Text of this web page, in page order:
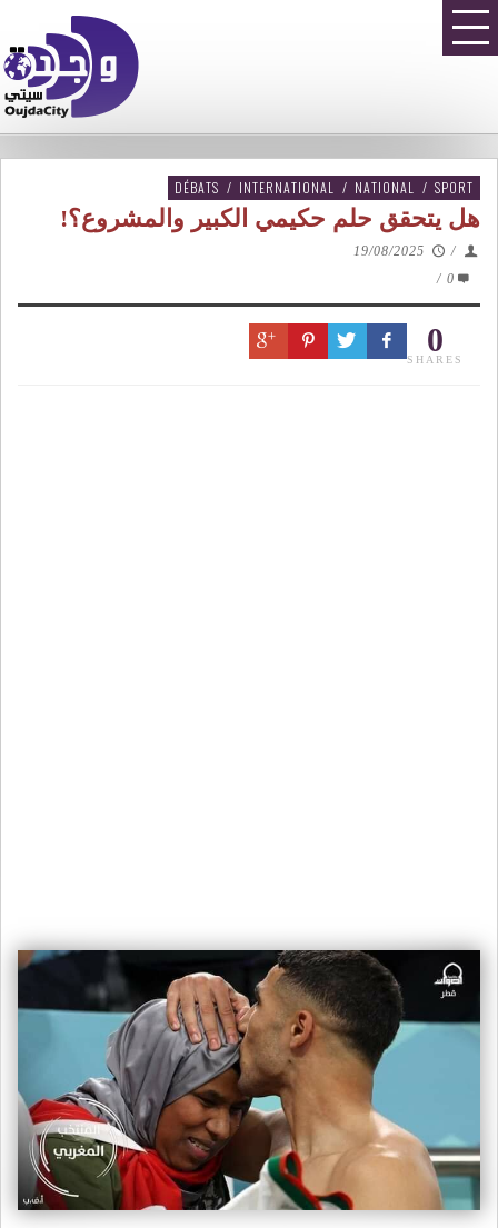
DÉBATS / INTERNATIONAL / NATIONAL / SPORT
هل يتحقق حلم حكيمي الكبير والمشروع؟!
/
19/08/2025
0
/
0
SHARES